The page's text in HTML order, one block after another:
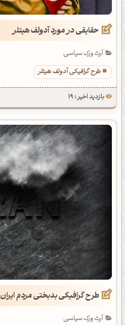
حقایقی در مورد آدولف هیتلر
آرت ورک سیاسی
طرح گرافیکی آدولف هیتلر
بازدید اخیر : 19
طرح گرافیکی بدبختی مردم ایران
آرت ورک سیاسی